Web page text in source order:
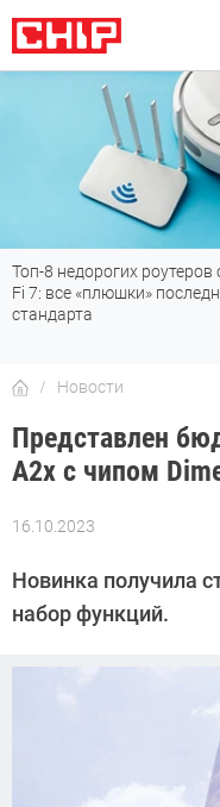
Топ-8 недорогих роутеров
Fi 7: все «плюшки»
стандарта
Новости
Представлен
A2x с чипом
16.10.2023
Автор:
Довлатова
Новинка получила
набор функций.